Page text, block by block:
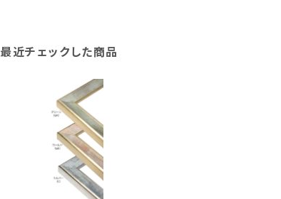
最近チェックした商品